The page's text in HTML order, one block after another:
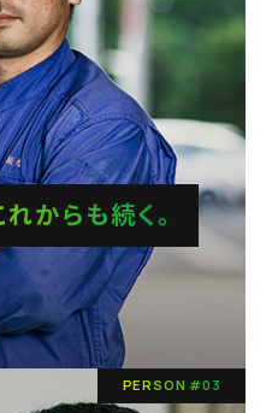
からも続く。
PERSON #03